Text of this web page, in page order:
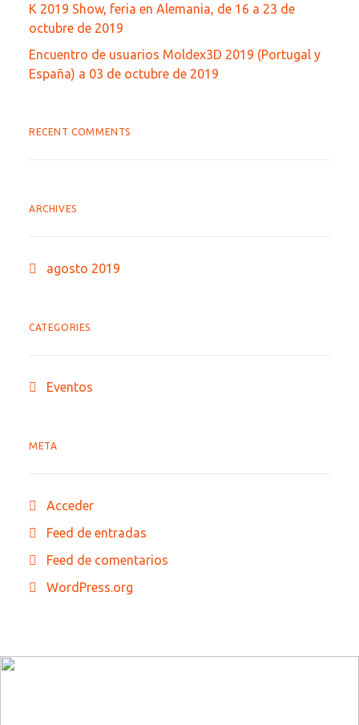
K 2019 Show, feria en Alemania, de 16 a 23 de
octubre de 2019
Encuentro de usuarios Moldex3D 2019 (Portugal y
España) a 03 de octubre de 2019
RECENT COMMENTS
ARCHIVES
agosto 2019
CATEGORIES
Eventos
META
Acceder
Feed de entradas
Feed de comentarios
WordPress.org